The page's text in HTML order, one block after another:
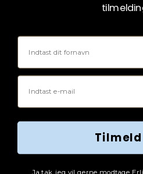
Fornavn
Email
Tjekboks samtykke